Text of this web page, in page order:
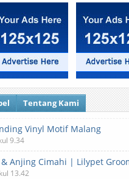
Tentang Kami
Vinyl Motif Malang
9.34
13.42